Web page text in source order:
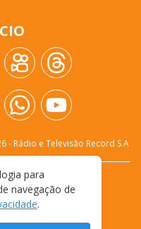
- Rádio e Televisão Record S.A
PRIVACIDADE
DE USO
para
navegação de
.